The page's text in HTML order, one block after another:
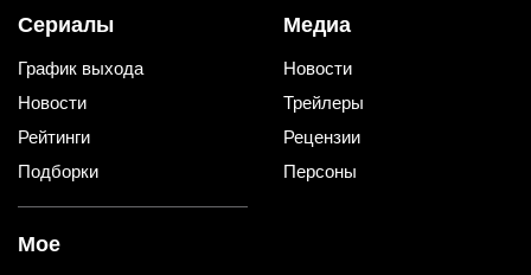
Сериалы
График выхода
Новости
Рейтинги
Подборки
Медиа
Новости
Трейлеры
Рецензии
Персоны
Мое